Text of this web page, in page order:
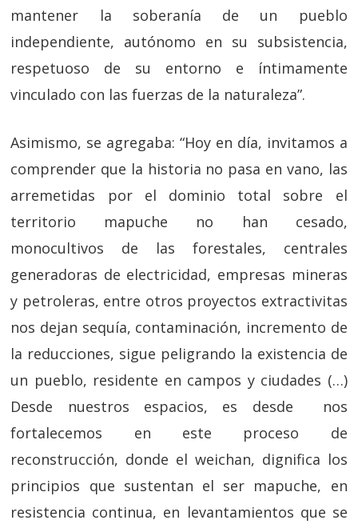
mantener la soberanía de un pueblo
independiente, autónomo en su subsistencia,
respetuoso de su entorno e íntimamente
vinculado con las fuerzas de la naturaleza”.
Asimismo, se agregaba: “Hoy en día, invitamos a
comprender que la historia no pasa en vano, las
arremetidas por el dominio total sobre el
territorio mapuche no han cesado,
monocultivos de las forestales, centrales
generadoras de electricidad, empresas mineras
y petroleras, entre otros proyectos extractivitas
nos dejan sequía, contaminación, incremento de
la reducciones, sigue peligrando la existencia de
un pueblo, residente en campos y ciudades (…)
Desde nuestros espacios, es desde nos
fortalecemos en este proceso de
reconstrucción, donde el weichan, dignifica los
principios que sustentan el ser mapuche, en
resistencia continua, en levantamientos que se